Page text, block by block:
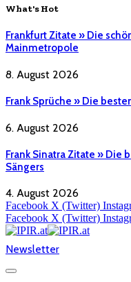
What's Hot
Frankfurt Zitate » Die
Mainmetropole
8. August 2026
Frank Sprüche » Die
6. August 2026
Frank Sinatra Zitate » Die
Sängers
4. August 2026
Facebook X (Twitter)
Facebook X (Twitter)
Newsletter